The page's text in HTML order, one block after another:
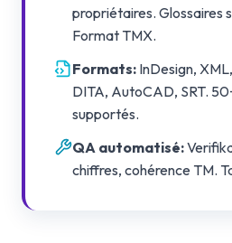
propriétaires. Glossaires
Format TMX.
Formats: InDesign,
DITA, AutoCAD, SRT.
supportés.
QA automatisé:
chiffres, cohérence TM.